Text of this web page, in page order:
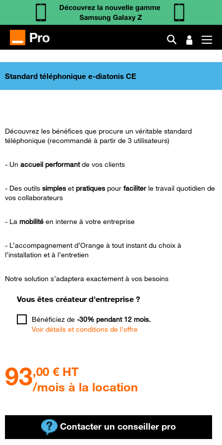
Standard téléphonique e-diatonis CE
Découvrez les bénéfices que procure un véritable standard
téléphonique (recommandé à partir de 3 utilisateurs)
- Un accueil performantde vos clients
- Des outils simples et pratiques pour faciliterle travail quotidien de
vos collaborateurs
- La mobilité en interne à votre entreprise
- L’accompagnement d’Orange à tout instant du choix à
l’installation et à l’entretien
Notre solution s’adaptera exactement à vos besoins
Vous êtes créateur d'entreprise ?
Bénéficiez de -30% pendant 12 mois.
Voir détails et conditions de l'offre
93,00 € HT
/mois à la location
Contacter un conseiller pro